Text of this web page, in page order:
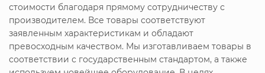
стоимости благодаря прямому сотрудничеству с
производителем. Все товары соответствуют
заявленным характеристикам и обладают
превосходным качеством. Мы изготавливаем товары в
соответствии с государственным стандартом, а также